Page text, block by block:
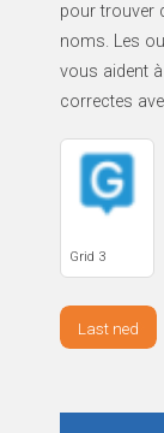
pour trouver
noms. Les
vous aident
correctes
Grid 3
Last ned